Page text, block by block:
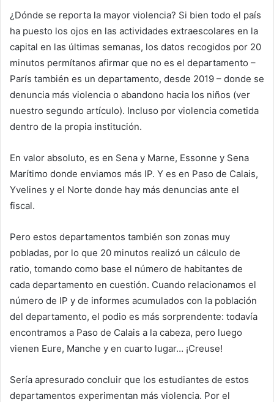
¿Dónde se reporta la mayor violencia? Si bien todo el país
ha puesto los ojos en las actividades extraescolares en la
capital en las últimas semanas, los datos recogidos por 20
minutos permítanos afirmar que no es el departamento –
París también es un departamento, desde 2019 – donde se
denuncia más violencia o abandono hacia los niños (ver
nuestro segundo artículo). Incluso por violencia cometida
dentro de la propia institución.
En valor absoluto, es en Sena y Marne, Essonne y Sena
Marítimo donde enviamos más IP. Y es en Paso de Calais,
Yvelines y el Norte donde hay más denuncias ante el
fiscal.
Pero estos departamentos también son zonas muy
pobladas, por lo que 20 minutos realizó un cálculo de
ratio, tomando como base el número de habitantes de
cada departamento en cuestión. Cuando relacionamos el
número de IP y de informes acumulados con la población
del departamento, el podio es más sorprendente: todavía
encontramos a Paso de Calais a la cabeza, pero luego
vienen Eure, Manche y en cuarto lugar… ¡Creuse!
Sería apresurado concluir que los estudiantes de estos
departamentos experimentan más violencia. Por el